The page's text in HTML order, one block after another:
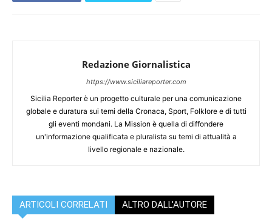
Redazione Giornalistica
https://www.siciliareporter.com
Sicilia Reporter è un progetto culturale per una comunicazione
globale e duratura sui temi della Cronaca, Sport, Folklore e di tutti
gli eventi mondani. La Mission è quella di diffondere
un'informazione qualificata e pluralista su temi di attualità a
livello regionale e nazionale.
ARTICOLI CORRELATI ALTRO DALL'AUTORE